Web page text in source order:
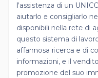
l'assistenza di un
aiutarlo e consigliarlo
disponibili nella rete di
questo sistema di
affannosa ricerca e di
informazioni, e il
promozione del suo